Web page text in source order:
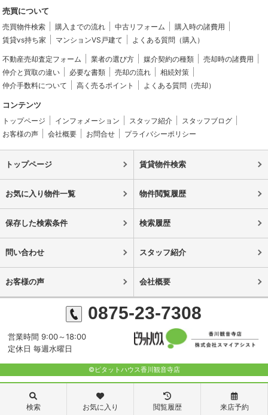
売買について
売買物件検索 購入までの流れ 中古リフォーム
購入時の諸費用
賃貸vs持ち家
マンションVS戸建て よくある質問（購入）
不動産売却査定フォーム 業者の選び方 媒介契約の種類
売却時の諸費用
仲介と買取の違い
必要な書類 売却の流れ
相続対策
仲介手数料について
高く売るポイント よくある質問（売却）
コンテンツ
トップページ インフォメーション スタッフ紹介
スタッフブログ
お客様の声
会社概要 お問合せ プライバシーポリシー
トップページ 賃貸物件検索
お気に入り物件一覧 物件閲覧履歴
保存した検索条件 検索履歴
問い合わせ スタッフ紹介
お客様の声 会社概要
0875-23-7308
営業時間 9:00～18:00
定休日 毎週水曜日
©ピタットハウス香川観音寺店
検索 お気に入り 閲覧履歴 来店予約